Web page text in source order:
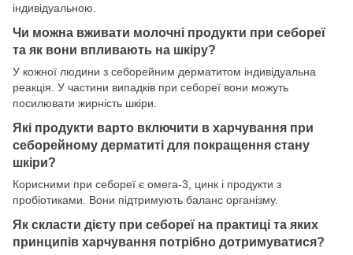
індивідуальною.
Чи можна вживати молочні продукти при себореї
та як вони впливають на шкіру?
У кожної людини з себорейним дерматитом індивідуальна
реакція. У частини випадків при себореї вони можуть
посилювати жирність шкіри.
Які продукти варто включити в харчування при
себорейному дерматиті для покращення стану
шкіри?
Корисними при себореї є омега-3, цинк і продукти з
пробіотиками. Вони підтримують баланс організму.
Як скласти дієту при себореї на практиці та яких
принципів харчування потрібно дотримуватися?